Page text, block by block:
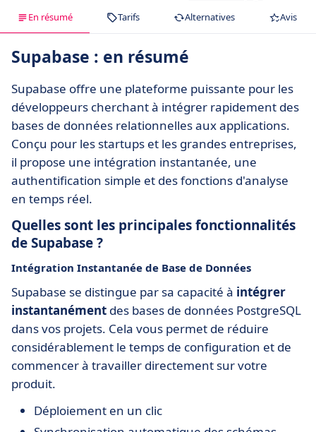
En résumé Tarifs Alternatives Avis
Supabase : en résumé
Supabase offre une plateforme puissante pour les
développeurs cherchant à intégrer rapidement des
bases de données relationnelles aux applications.
Conçu pour les startups et les grandes entreprises,
il propose une intégration instantanée, une
authentification simple et des fonctions d'analyse
en temps réel.
Quelles sont les principales fonctionnalités
de Supabase ?
Intégration Instantanée de Base de Données
Supabase se distingue par sa capacité à intégrer
instantanément des bases de données PostgreSQL
dans vos projets. Cela vous permet de réduire
considérablement le temps de configuration et de
commencer à travailler directement sur votre
produit.
Déploiement en un clic